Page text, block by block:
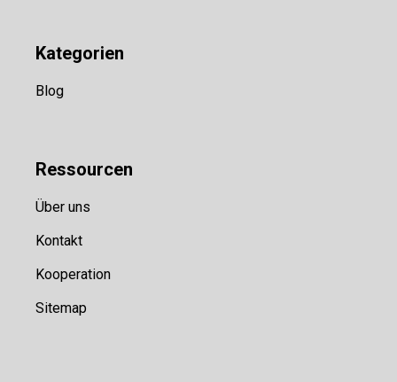
Kategorien
Blog
Ressourcen
Über uns
Kontakt
Kooperation
Sitemap